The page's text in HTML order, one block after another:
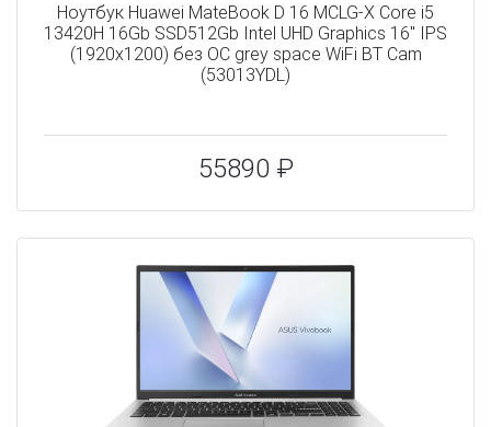
Ноутбук Huawei MateBook D 16 MCLG-X Core i5
13420H 16Gb SSD512Gb Intel UHD Graphics 16" IPS
(1920x1200) без ОС grey space WiFi BT Cam
(53013YDL)
55890 ₽